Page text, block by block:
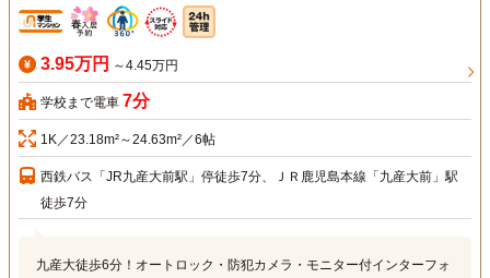
3.95万円 ～4.45万円
学校まで電車 7分
1K／23.18m²～24.63m²／6帖
西鉄バス「JR九産大前駅」停徒歩7分、ＪＲ鹿児島本線「九産大前」駅
徒歩7分
九産大徒歩6分！オートロック・防犯カメラ・モニター付インターフォ